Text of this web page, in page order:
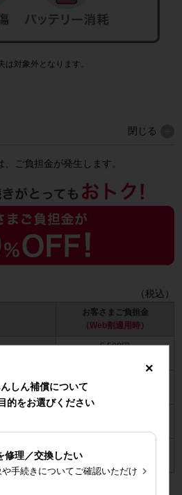
対象外となります。
閉じる
ご負担金が発生します。
（税込）
お客さまご負担金
（Web割適用時）
5,500円
円
）
品（B品）を選択された場合は4,400円（税
×
しん補償について
的をお選びください
修理／交換したい
手続きについてご確認いただけ 